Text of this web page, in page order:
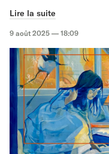
Lire la suite
9 août 2025 — 18:09